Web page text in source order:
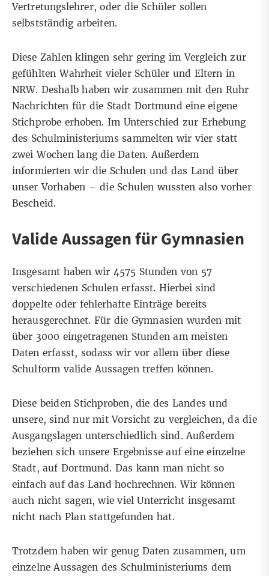
Vertretungslehrer, oder die Schüler sollen
selbstständig arbeiten.
Diese Zahlen klingen sehr gering im Vergleich zur
gefühlten Wahrheit vieler Schüler und Eltern in
NRW. Deshalb haben wir zusammen mit den Ruhr
Nachrichten für die Stadt Dortmund eine eigene
Stichprobe erhoben. Im Unterschied zur Erhebung
des Schulministeriums sammelten wir vier statt
zwei Wochen lang die Daten. Außerdem
informierten wir die Schulen und das Land über
unser Vorhaben – die Schulen wussten also vorher
Bescheid.
Valide Aussagen für Gymnasien
Insgesamt haben wir 4575 Stunden von 57
verschiedenen Schulen erfasst. Hierbei sind
doppelte oder fehlerhafte Einträge bereits
herausgerechnet. Für die Gymnasien wurden mit
über 3000 eingetragenen Stunden am meisten
Daten erfasst, sodass wir vor allem über diese
Schulform valide Aussagen treffen können.
Diese beiden Stichproben, die des Landes und
unsere, sind nur mit Vorsicht zu vergleichen, da die
Ausgangslagen unterschiedlich sind. Außerdem
beziehen sich unsere Ergebnisse auf eine einzelne
Stadt, auf Dortmund. Das kann man nicht so
einfach auf das Land hochrechnen. Wir können
auch nicht sagen, wie viel Unterricht insgesamt
nicht nach Plan stattgefunden hat.
Trotzdem haben wir genug Daten zusammen, um
einzelne Aussagen des Schulministeriums dem